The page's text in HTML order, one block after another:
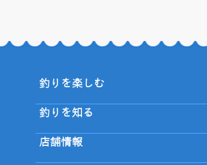
釣りを楽しむ
釣りを知る
店舗情報